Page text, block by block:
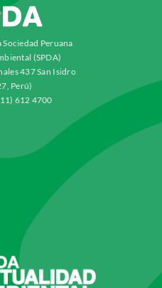
Peruana
(SPDA)
437 San Isidro
Perú)
612 4700